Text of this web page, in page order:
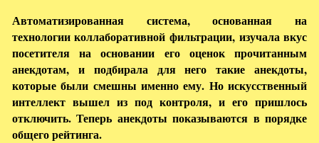
Автоматизированная система, основанная на
технологии коллаборативной фильтрации, изучала вкус
посетителя на основании его оценок прочитанным
анекдотам, и подбирала для него такие анекдоты,
которые были смешны именно ему. Но искусственный
интеллект вышел из под контроля, и его пришлось
отключить. Теперь анекдоты показываются в порядке
общего рейтинга.